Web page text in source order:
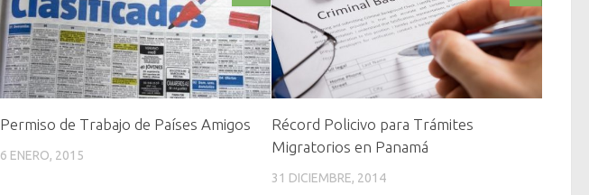
Permiso de Trabajo de Países Amigos
6 ENERO, 2015
Récord Policivo para Trámites
Migratorios en Panamá
31 DICIEMBRE, 2014